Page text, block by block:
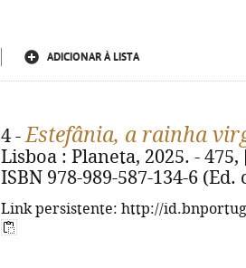
ADICIONAR À LISTA
4 -Estefânia, a rainha
Lisboa : Planeta, 2025. -
ISBN 978-989-587-134-6
Link persistente: http://